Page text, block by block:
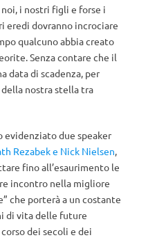
i nostri figli e forse i
eredi dovranno incrociare
qualcuno abbia creato
Senza contare che il
data di scadenza, per
nostra stella tra
evidenziato due speaker
Rezabek e Nick Nielsen,
fino all’esaurimento le
incontro nella migliore
che porterà a un costante
di vita delle future
dei secoli e dei